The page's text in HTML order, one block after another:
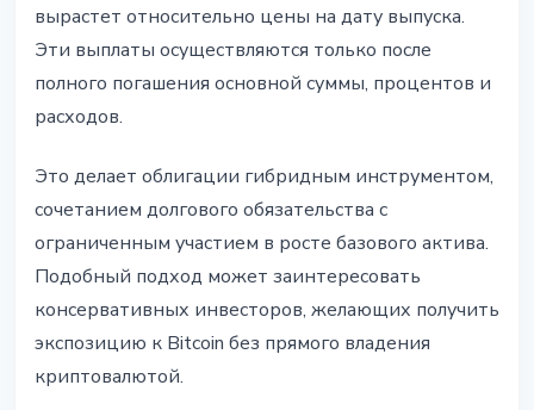
вырастет относительно цены на дату выпуска.
Эти выплаты осуществляются только после
полного погашения основной суммы, процентов и
расходов.
Это делает облигации гибридным инструментом,
сочетанием долгового обязательства с
ограниченным участием в росте базового актива.
Подобный подход может заинтересовать
консервативных инвесторов, желающих получить
экспозицию к Bitcoin без прямого владения
криптовалютой.